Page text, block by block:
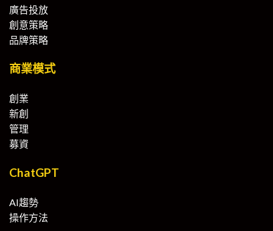
廣告投放
創意策略
品牌策略
商業模式
創業
新創
管理
募資
ChatGPT
AI趨勢
操作方法